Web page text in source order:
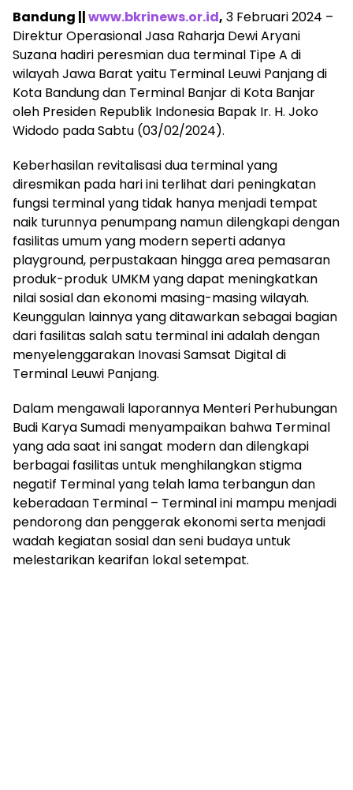
Bandung ||www.bkrinews.or.id, 3 Februari 2024 –
Direktur Operasional Jasa Raharja Dewi Aryani
Suzana hadiri peresmian dua terminal Tipe A di
wilayah Jawa Barat yaitu Terminal Leuwi Panjang di
Kota Bandung dan Terminal Banjar di Kota Banjar
oleh Presiden Republik Indonesia Bapak Ir. H. Joko
Widodo pada Sabtu (03/02/2024).
Keberhasilan revitalisasi dua terminal yang
diresmikan pada hari ini terlihat dari peningkatan
fungsi terminal yang tidak hanya menjadi tempat
naik turunnya penumpang namun dilengkapi dengan
fasilitas umum yang modern seperti adanya
playground, perpustakaan hingga area pemasaran
produk-produk UMKM yang dapat meningkatkan
nilai sosial dan ekonomi masing-masing wilayah.
Keunggulan lainnya yang ditawarkan sebagai bagian
dari fasilitas salah satu terminal ini adalah dengan
menyelenggarakan Inovasi Samsat Digital di
Terminal Leuwi Panjang.
Dalam mengawali laporannya Menteri Perhubungan
Budi Karya Sumadi menyampaikan bahwa Terminal
yang ada saat ini sangat modern dan dilengkapi
berbagai fasilitas untuk menghilangkan stigma
negatif Terminal yang telah lama terbangun dan
keberadaan Terminal – Terminal ini mampu menjadi
pendorong dan penggerak ekonomi serta menjadi
wadah kegiatan sosial dan seni budaya untuk
melestarikan kearifan lokal setempat.